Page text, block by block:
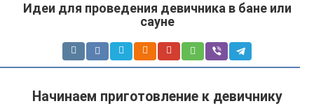
Идеи для проведения девичника в бане или
сауне
Начинаем приготовление к девичнику